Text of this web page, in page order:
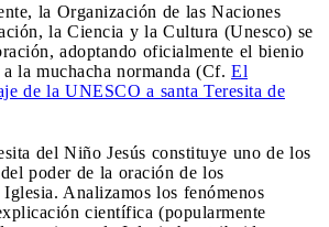
la Organización de las Naciones
la Ciencia y la Cultura (Unesco) se
adoptando oficialmente el bienio
la muchacha normanda (Cf. El
de la UNESCO a santa Teresita de
del Niño Jesús constituye uno de los
poder de la oración de los
Analizamos los fenómenos
científica (popularmente